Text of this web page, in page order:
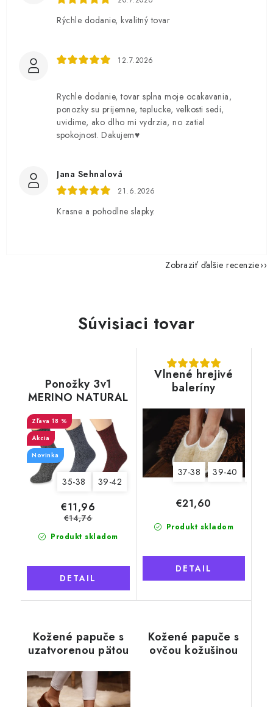
Rýchle dodanie, kvalitný tovar
12.7.2026
Rychle dodanie, tovar splna moje ocakavania,
ponozky su prijemne, teplucke, velkosti sedi,
uvidime, ako dlho mi vydrzia, no zatial
spokojnost. Dakujem♥️
Jana Sehnalová
21.6.2026
Krasne a pohodlne slapky.
Zobraziť ďalšie recenzie
Súvisiaci tovar
Ponožky 3v1
MERINO NATURAL
WOOL 3, dámske
18 %
Akcia
Novinka
35-38 39-42
Produkt skladom
€11,96
€14,76
DETAIL
Vlnené hrejivé
baleríny
37-38 39-40
Produkt skladom
€21,60
DETAIL
Kožené papuče s
uzatvorenou pätou
Kožené papuče s
ovčou kožušinou